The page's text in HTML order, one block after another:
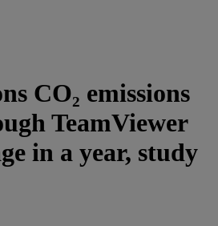
CO₂ emissions
TeamViewer
in a year, study